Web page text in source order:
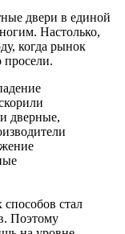
двери в единой
Настолько,
когда рынок
просели.
дверные,
стал
Поэтому